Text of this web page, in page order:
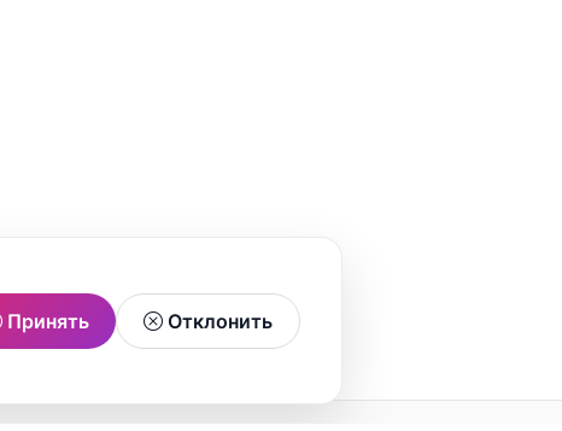
Принять Отклонить